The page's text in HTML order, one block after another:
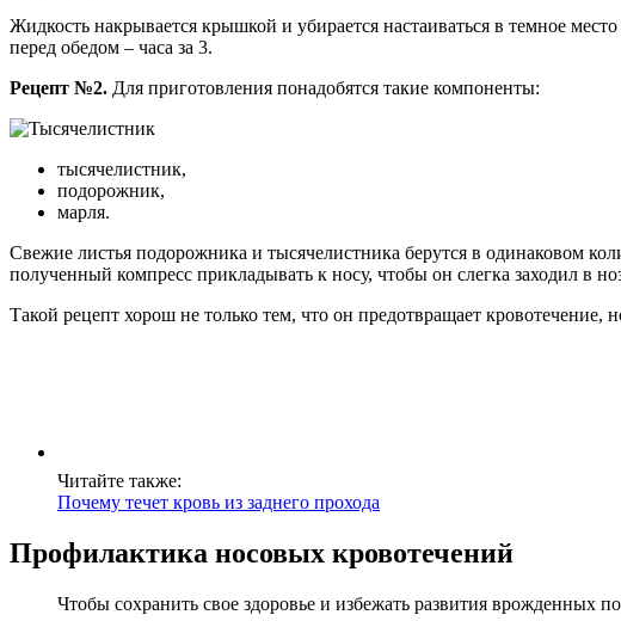
Жидкость накрывается крышкой и убирается настаиваться в темное
перед обедом – часа за 3.
Рецепт №2. Для приготовления понадобятся такие компоненты:
тысячелистник,
подорожник,
марля.
Свежие листья подорожника и тысячелистника берутся в одинаковом
полученный компресс прикладывать к носу, чтобы он слегка заходил в
Такой рецепт хорош не только тем, что он предотвращает кровотечение,
Читайте также:
Почему течет кровь из заднего прохода
Профилактика носовых кровотечений
Чтобы сохранить свое здоровье и избежать развития врожденных